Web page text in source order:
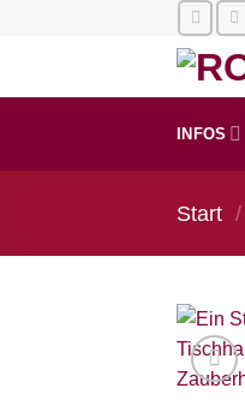
INFOS
Start /